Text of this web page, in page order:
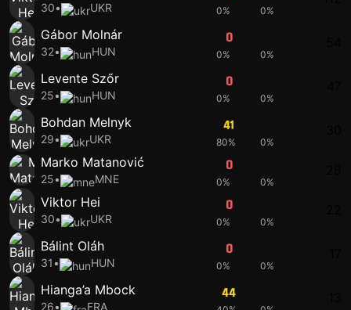
30• UKR 0% 0%
Gábor Molnár
32• HUN
0
0% 0%
Levente Szőr
25• HUN
0
0% 0%
Bohdan Melnyk
29• UKR
41
80% 0%
Marko Matanović
25• MNE
0
0% 0%
Viktor Hei
30• UKR
0
0% 0%
Bálint Oláh
31• HUN
0
0% 0%
Hianga’a Mbock
26• FRA
44